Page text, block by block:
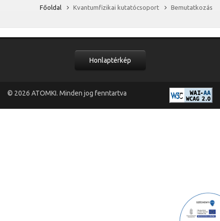
Főoldal Kvantumfizikai kutatócsoport Bemutatkozás
Honlaptérkép
© 2026 ATOMKI. Minden jog fenntartva